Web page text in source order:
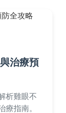
治療預
析雞眼不
療指南。